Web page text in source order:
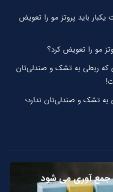
باید پروتز مو را تعویض
مو را تعویض کرد؟
که ربطی به تشک و صندلی‌تان
به تشک و صندلی‌تان ندارد؛
جمع آوری می شود